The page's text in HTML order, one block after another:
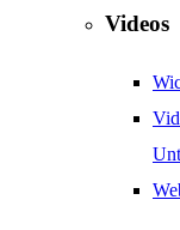
Videos